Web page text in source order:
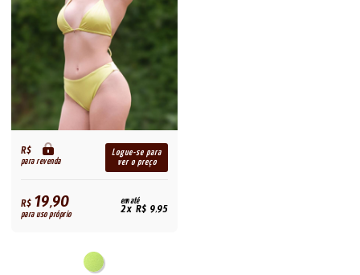
R$
para revenda
Logue-se para
ver o preço
R$19,90
para uso próprio
em até
2x R$ 9,95